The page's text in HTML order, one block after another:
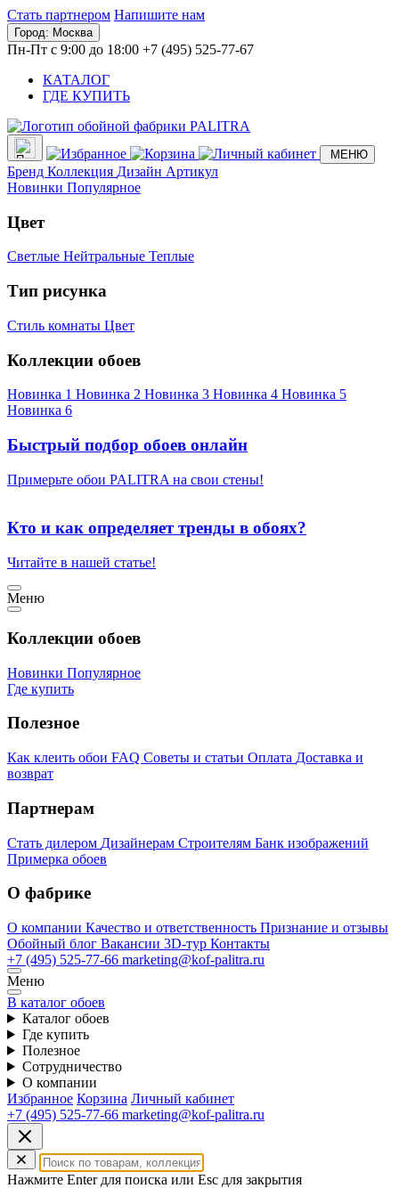
Стать партнером Напишите нам
Город: Москва
Пн-Пт с 9:00 до 18:00 +7 (495) 525-77-67
КАТАЛОГ
ГДЕ КУПИТЬ
МЕНЮ
Бренд Коллекция Дизайн Артикул
Новинки Популярное
Цвет
Светлые Нейтральные Теплые
Тип рисунка
Стиль комнаты Цвет
Коллекции обоев
Новинка 1 Новинка 2 Новинка 3 Новинка 4 Новинка 5
Новинка 6
Быстрый подбор обоев онлайн
Примерьте обои PALITRA на свои стены!
Кто и как определяет тренды в обоях?
Читайте в нашей статье!
Меню
Коллекции обоев
Новинки Популярное
Где купить
Полезное
Как клеить обои FAQ Советы и статьи Оплата Доставка и
возврат
Партнерам
Стать дилером Дизайнерам Строителям Банк изображений
Примерка обоев
О фабрике
О компании Качество и ответственность Признание и отзывы
Обойный блог Вакансии 3D-тур Контакты
+7 (495) 525-77-66 marketing@kof-palitra.ru
Меню
В каталог обоев
Каталог обоев
Где купить
Полезное
Сотрудничество
О компании
Избранное Корзина Личный кабинет
+7 (495) 525-77-66 marketing@kof-palitra.ru
Нажмите Enter для поиска или Esc для закрытия